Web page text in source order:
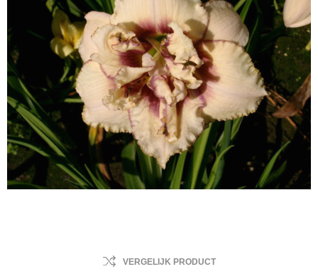
VERGELIJK PRODUCT